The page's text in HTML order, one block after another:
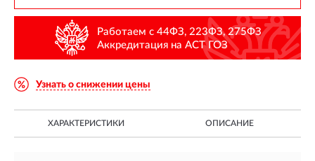
Работаем с 44ФЗ, 223ФЗ, 275ФЗ
Аккредитация на АСТ ГОЗ
Узнать о снижении цены
ХАРАКТЕРИСТИКИ ОПИСАНИЕ